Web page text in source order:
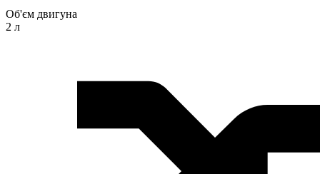
Об'єм двигуна
2 л